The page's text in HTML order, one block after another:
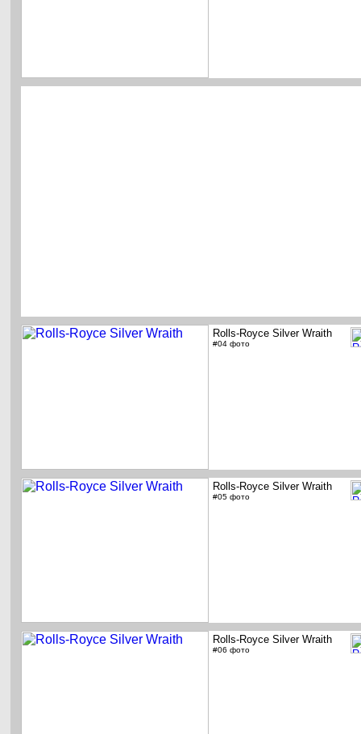
Rolls-Royce Silver Wraith
#04 фото
Rolls-Royce Silver Wraith
#05 фото
Rolls-Royce Silver Wraith
#06 фото